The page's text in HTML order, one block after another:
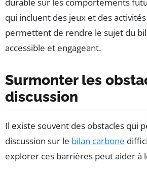
qui incluent des jeux et des
permettent de rendre le sujet du
accessible et engageant.
Surmonter les
discussion
Il existe souvent des obstacles qui
discussion sur le bilan carbone
explorer ces barrières peut aider à